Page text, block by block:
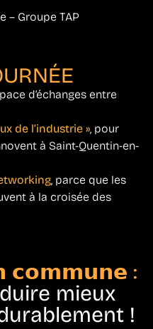
– Groupe TAP
d’échanges entre
de l’industrie » , pour
à Saint-Quentin-en-
, parce que les
à la croisée des
𝗰𝗼𝗺𝗺𝘂𝗻𝗲 :
mieux
!